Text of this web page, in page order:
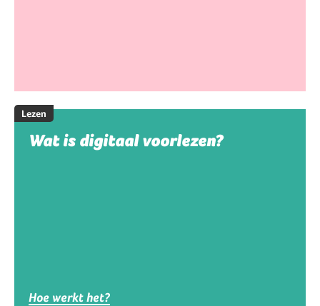
Lezen
Wat is digitaal voorlezen?
Hoe werkt het?